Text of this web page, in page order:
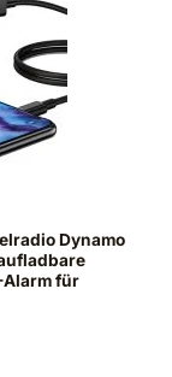
Dynamo
Alarm für